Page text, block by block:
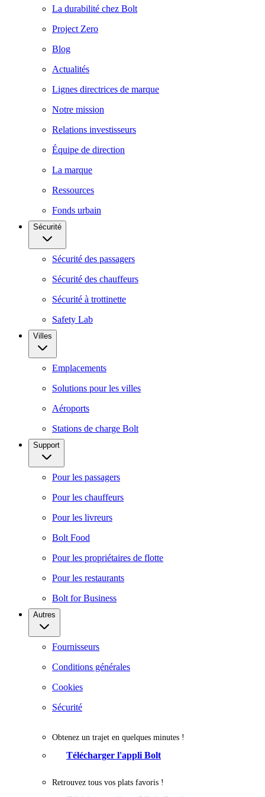
La durabilité chez Bolt
Project Zero
Blog
Actualités
Lignes directrices de marque
Notre mission
Relations investisseurs
Équipe de direction
La marque
Ressources
Fonds urbain
Sécurité
Sécurité des passagers
Sécurité des chauffeurs
Sécurité à trottinette
Safety Lab
Villes
Emplacements
Solutions pour les villes
Aéroports
Stations de charge Bolt
Support
Pour les passagers
Pour les chauffeurs
Pour les livreurs
Bolt Food
Pour les propriétaires de flotte
Pour les restaurants
Bolt for Business
Autres
Fournisseurs
Conditions générales
Cookies
Sécurité
Obtenez un trajet en quelques minutes !
Télécharger l'appli Bolt
Retrouvez tous vos plats favoris !